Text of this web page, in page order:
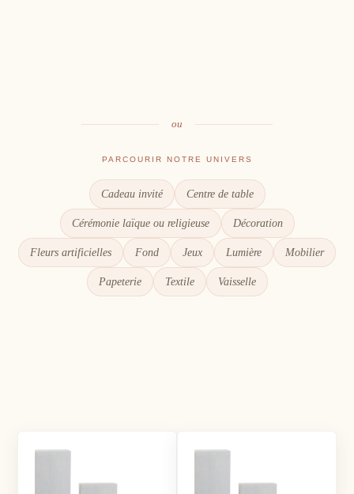
ou
PARCOURIR NOTRE UNIVERS
Cadeau invité Centre de table
Cérémonie laïque ou religieuse Décoration
Fleurs artificielles Fond Jeux Lumière Mobilier
Papeterie Textile Vaisselle